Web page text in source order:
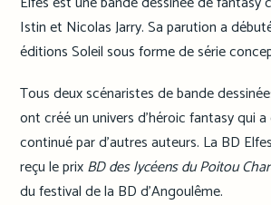
Istin et Nicolas Jarry. Sa parution a
éditions Soleil sous forme de série
Tous deux scénaristes de bande
ont créé un univers d’héroic fantasy qui
continué par d’autres auteurs. La BD
reçu le prixBD des lycéens du Poitou
du festival de la BD d’Angoulême.